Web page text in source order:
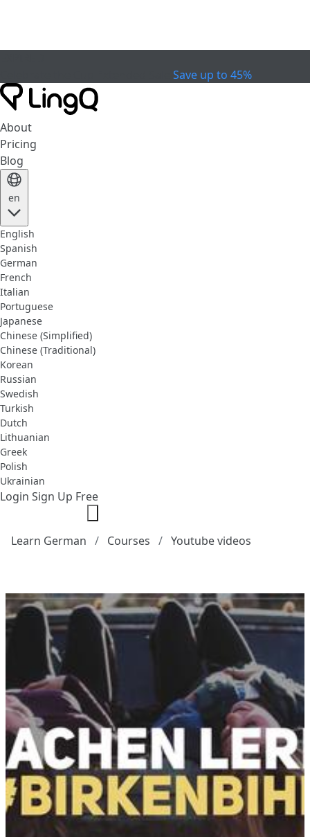
Save up to 45%
About
Pricing
Blog
en
English
Spanish
German
French
Italian
Portuguese
Japanese
Chinese (Simplified)
Chinese (Traditional)
Korean
Russian
Swedish
Turkish
Dutch
Lithuanian
Greek
Polish
Ukrainian
Login Sign Up Free
Learn German Courses Youtube videos